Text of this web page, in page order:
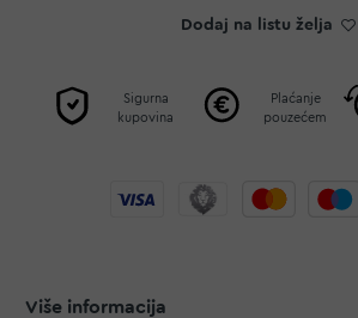
Dodaj na listu želja
Sigurna
kupovina
Plaćanje
pouzećem
Više informacija